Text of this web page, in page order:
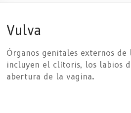
Vulva
Órganos genitales externos de
incluyen el clítoris, los labios
abertura de la vagina.